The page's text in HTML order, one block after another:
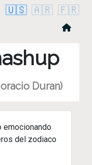
🇺🇸 🇦🇷 🇫🇷
Duran)
emocionando
del zodiaco